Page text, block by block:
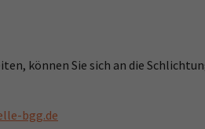
können Sie sich an die
bgg.de